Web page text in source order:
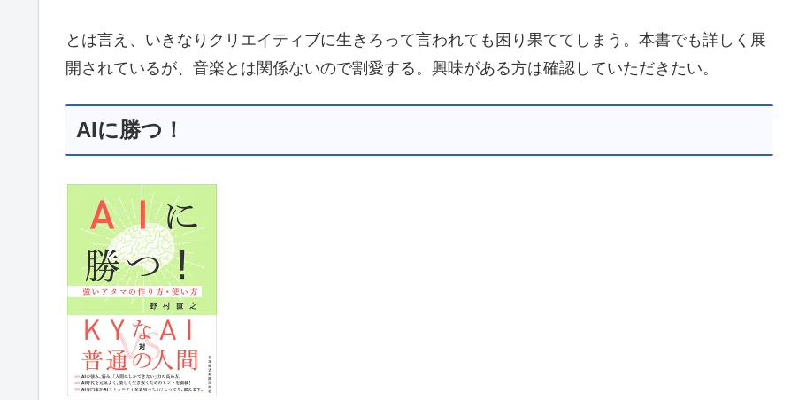
とは言え、いきなりクリエイティブに生きろって言われても困り果ててしまう。本書でも詳しく展
開されているが、音楽とは関係ないので割愛する。興味がある方は確認していただきたい。
AIに勝つ！